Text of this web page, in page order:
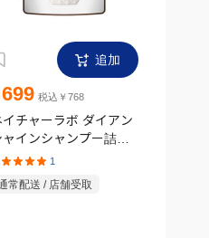
追加
699 税込￥768
イチャーラボ ダイアン
ャインシャンプー詰替
大 660ml1
常配送 / 店舗受取